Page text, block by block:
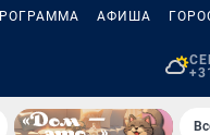
АФИША